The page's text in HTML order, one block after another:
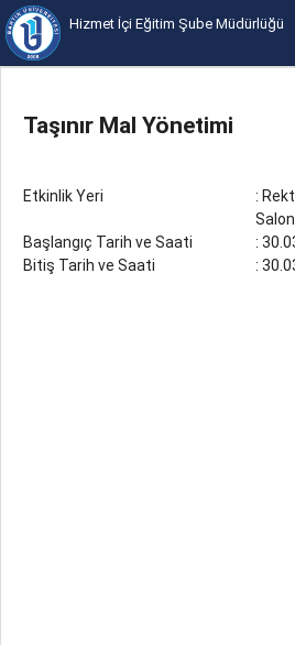
Hizmet İçi Eğitim Şube Müdürlüğü
Taşınır Mal Yönetimi
Etkinlik Yeri
:
Başlangıç Tarih ve Saati
:
Bitiş Tarih ve Saati
: